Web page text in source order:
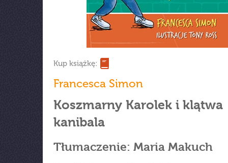
Kup książkę:
Francesca Simon
Koszmarny Karolek i klątwa
kanibala
Tłumaczenie: Maria Makuch